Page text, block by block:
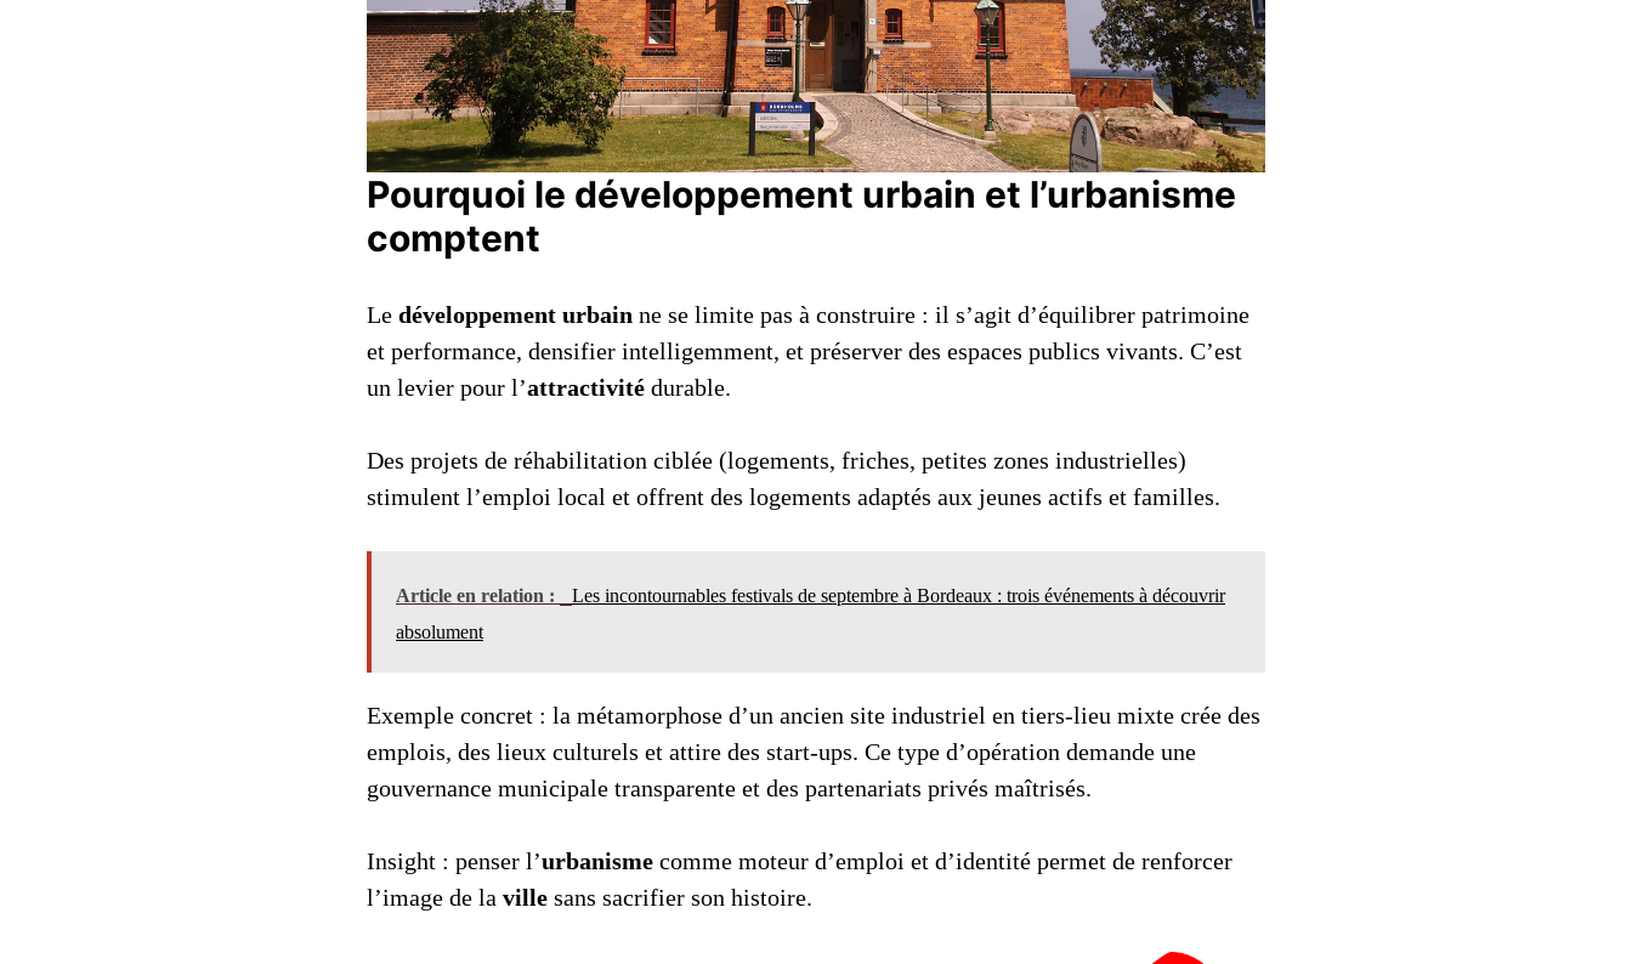
Pourquoi le développement urbain et l’urbanisme
comptent
Le développement urbain ne se limite pas à construire : il s’agit d’équilibrer patrimoine
et performance, densifier intelligemment, et préserver des espaces publics vivants. C’est
un levier pour l’attractivité durable.
Des projets de réhabilitation ciblée (logements, friches, petites zones industrielles)
stimulent l’emploi local et offrent des logements adaptés aux jeunes actifs et familles.
Article en relation :
Les incontournables festivals de septembre à Bordeaux : trois événements à découvrir
absolument
Exemple concret : la métamorphose d’un ancien site industriel en tiers-lieu mixte crée des
emplois, des lieux culturels et attire des start-ups. Ce type d’opération demande une
gouvernance municipale transparente et des partenariats privés maîtrisés.
Insight : penser l’urbanisme comme moteur d’emploi et d’identité permet de renforcer
l’image de la ville sans sacrifier son histoire.